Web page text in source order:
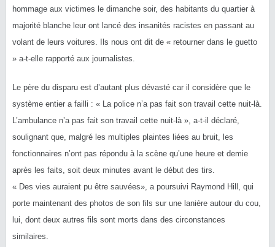
hommage aux victimes le dimanche soir, des habitants du quartier à
majorité blanche leur ont lancé des insanités racistes en passant au
volant de leurs voitures. Ils nous ont dit de « retourner dans le guetto
» a-t-elle rapporté aux journalistes.
Le père du disparu est d’autant plus dévasté car il considère que le
système entier a failli : « La police n’a pas fait son travail cette nuit-là.
L’ambulance n’a pas fait son travail cette nuit-là », a-t-il déclaré,
soulignant que, malgré les multiples plaintes liées au bruit, les
fonctionnaires n’ont pas répondu à la scène qu’une heure et demie
après les faits, soit deux minutes avant le début des tirs.
« Des vies auraient pu être sauvées», a poursuivi Raymond Hill, qui
porte maintenant des photos de son fils sur une lanière autour du cou,
lui, dont deux autres fils sont morts dans des circonstances
similaires.